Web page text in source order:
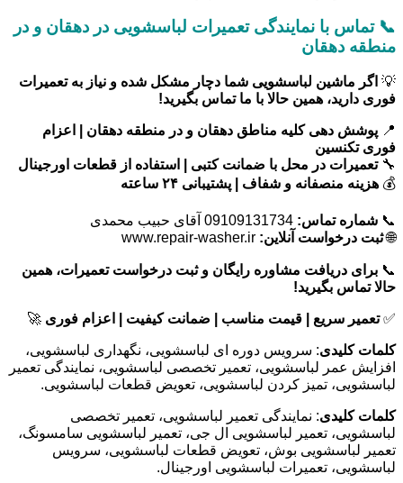
📞 تماس با نمایندگی تعمیرات لباسشویی در دهقان و در
منطقه دهقان
💡 اگر ماشین لباسشویی شما دچار مشکل شده و نیاز به تعمیرات
فوری دارید، همین حالا با ما تماس بگیرید!
📍 پوشش دهی کلیه مناطق دهقان و در منطقه دهقان | اعزام
فوری تکنسین
🔧تعمیرات در محل با ضمانت کتبی | استفاده از قطعات اورجینال
💰 هزینه منصفانه و شفاف | پشتیبانی ۲۴ ساعته
📞 شماره تماس: 09109131734 آقای حبیب محمدی
🌐ثبت درخواست آنلاین: www.repair-washer.ir
📞 برای دریافت مشاوره رایگان و ثبت درخواست تعمیرات، همین
حالا تماس بگیرید!
✅تعمیر سریع | قیمت مناسب | ضمانت کیفیت | اعزام فوری 🚀
کلمات کلیدی: سرویس دوره ای لباسشویی، نگهداری لباسشویی،
افزایش عمر لباسشویی، تعمیر تخصصی لباسشویی، نمایندگی تعمیر
لباسشویی، تمیز کردن لباسشویی، تعویض قطعات لباسشویی.
کلمات کلیدی: نمایندگی تعمیر لباسشویی، تعمیر تخصصی
لباسشویی، تعمیر لباسشویی ال جی، تعمیر لباسشویی سامسونگ،
تعمیر لباسشویی بوش، تعویض قطعات لباسشویی، سرویس
لباسشویی، تعمیرات لباسشویی اورجینال.